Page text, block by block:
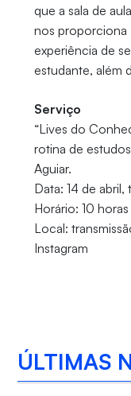
que a sala de
nos proporciona
experiência de
estudante, além
Serviço
“Lives do
rotina de
Aguiar.
Data: 14 de abril,
Horário: 10 horas
Local:
Instagram
ÚLTIMAS